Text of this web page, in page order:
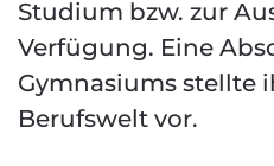
Studium bzw. zur
Verfügung. Eine
Gymnasiums stellte
Berufswelt vor.